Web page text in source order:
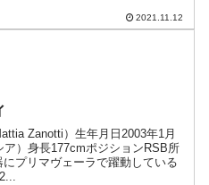
2021.11.12
Zanotti）生年月日2003年1月
）身長177cmポジションRSB所
プリマヴェーラで躍動している